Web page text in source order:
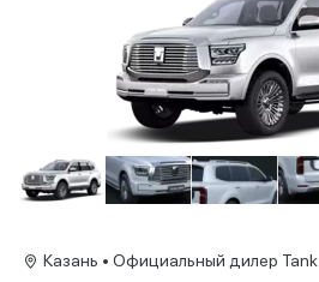
Казань • Официальный дилер Tank